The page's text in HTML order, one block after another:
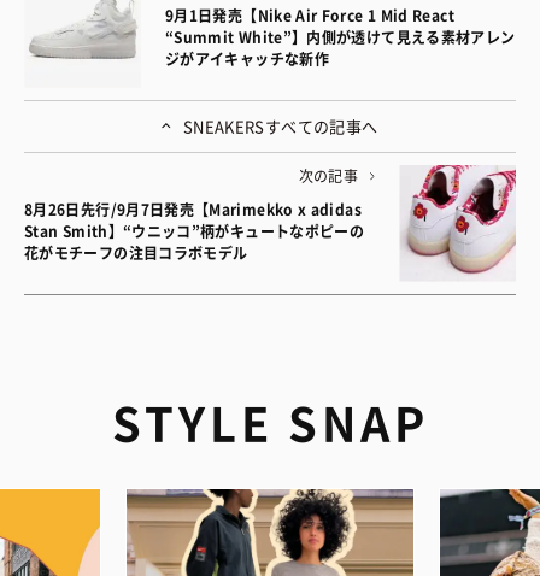
9月1日発売【Nike Air Force 1 Mid React
“Summit White”】内側が透けて見える素材アレン
ジがアイキャッチな新作
SNEAKERSすべての記事へ
次の記事
8月26日先行/9月7日発売【Marimekko x adidas
Stan Smith】“ウニッコ”柄がキュートなポピーの
花がモチーフの注目コラボモデル
STYLE SNAP